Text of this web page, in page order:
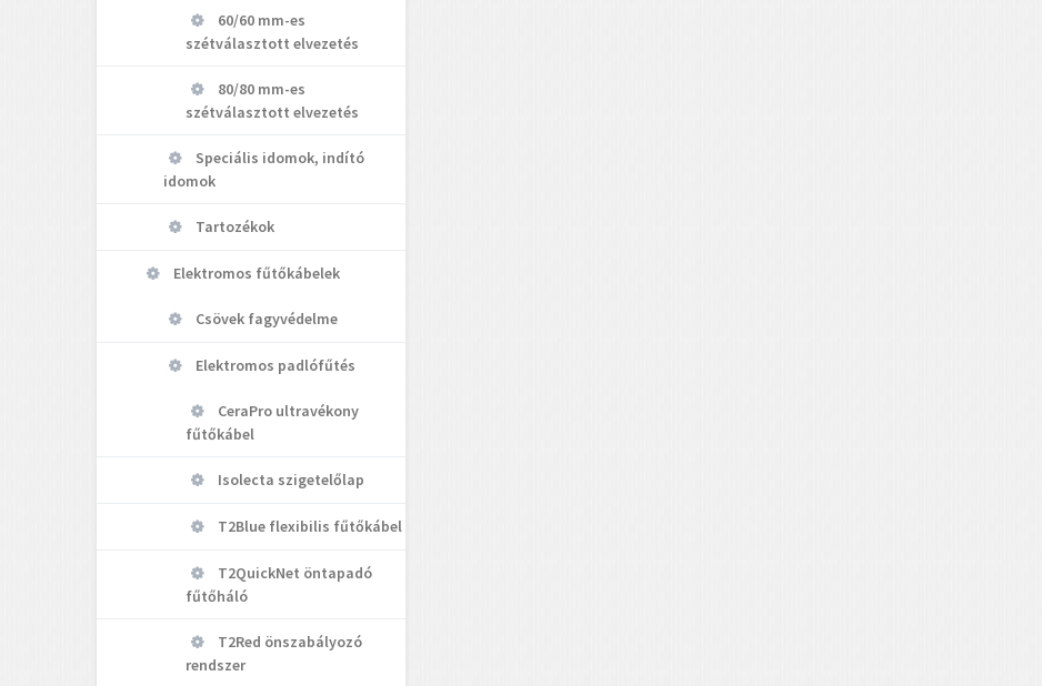
60/60 mm-es
szétválasztott elvezetés
80/80 mm-es
szétválasztott elvezetés
Speciális idomok, indító
idomok
Tartozékok
Elektromos fűtőkábelek
Csövek fagyvédelme
Elektromos padlófűtés
CeraPro ultravékony
fűtőkábel
Isolecta szigetelőlap
T2Blue flexibilis fűtőkábel
T2QuickNet öntapadó
fűtőháló
T2Red önszabályozó
rendszer